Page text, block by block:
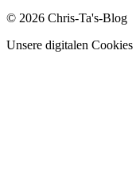
© 2026 Chris-Ta's-Blog
Unsere digitalen